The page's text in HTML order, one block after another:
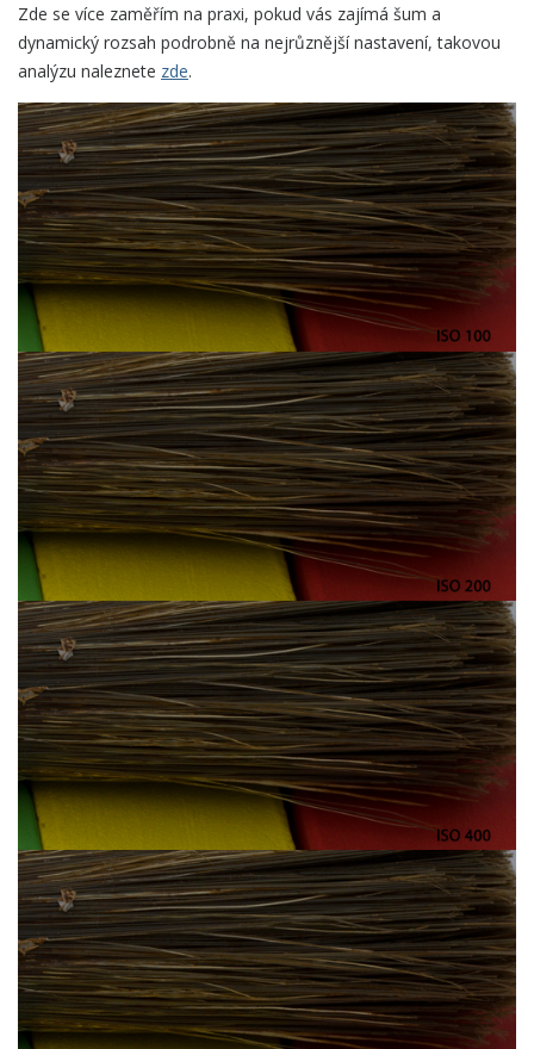
Zde se více zaměřím na praxi, pokud vás zajímá šum a
dynamický rozsah podrobně na nejrůznější nastavení, takovou
analýzu naleznete zde.